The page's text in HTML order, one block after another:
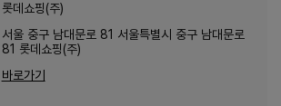
롯데쇼핑(주)
서울 중구 남대문로 81 서울특별시 중구 남대문로
81 롯데쇼핑(주)
바로가기